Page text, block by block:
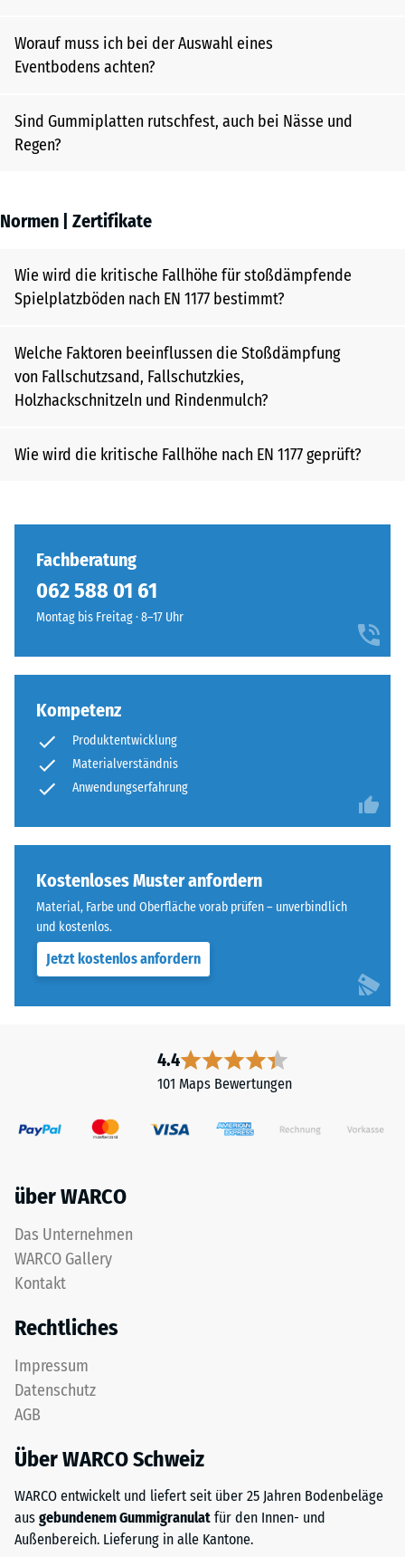
Worauf muss ich bei der Auswahl eines
Eventbodens achten?
Sind Gummiplatten rutschfest, auch bei Nässe und
Regen?
Normen | Zertifikate
Wie wird die kritische Fallhöhe für stoßdämpfende
Spielplatzböden nach EN 1177 bestimmt?
Welche Faktoren beeinflussen die Stoßdämpfung
von Fallschutzsand, Fallschutzkies,
Holzhackschnitzeln und Rindenmulch?
Wie wird die kritische Fallhöhe nach EN 1177 geprüft?
Fachberatung
062 588 01 61
Montag bis Freitag · 8–17 Uhr
Kompetenz
Produktentwicklung
Materialverständnis
Anwendungserfahrung
Kostenloses Muster anfordern
Material, Farbe und Oberfläche vorab prüfen – unverbindlich
und kostenlos.
Jetzt kostenlos anfordern
4.4
101 Maps Bewertungen
über WARCO
Das Unternehmen
WARCO Gallery
Kontakt
Rechtliches
Impressum
Datenschutz
AGB
Über WARCO Schweiz
WARCO entwickelt und liefert seit über 25 Jahren Bodenbeläge
aus gebundenem Gummigranulat für den Innen- und
Außenbereich. Lieferung in alle Kantone.